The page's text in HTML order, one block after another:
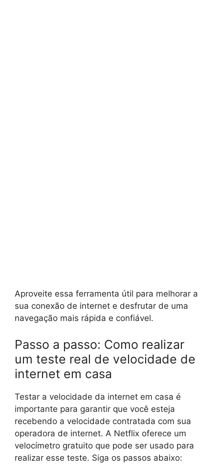
Aproveite essa ferramenta útil para melhorar a
sua conexão de internet e desfrutar de uma
navegação mais rápida e confiável.
Passo a passo: Como realizar
um teste real de velocidade de
internet em casa
Testar a velocidade da internet em casa é
importante para garantir que você esteja
recebendo a velocidade contratada com sua
operadora de internet. A Netflix oferece um
velocímetro gratuito que pode ser usado para
realizar esse teste. Siga os passos abaixo: